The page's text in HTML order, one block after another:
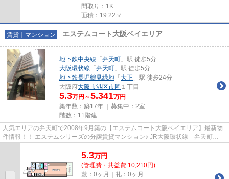
間取り：1K
面積：19.22㎡
賃貸｜マンション エステムコート大阪ベイエリア
地下鉄中央線 「 弁天町 」駅 徒歩5分
大阪環状線 「 弁天町 」駅 徒歩5分
地下鉄長堀鶴見緑地 「 大正 」駅 徒歩24分
大阪府大阪市港区市岡 １丁目
5.3万円～5.341万円
築年数：築17年 ｜募集中： 2室
階数：11階建
人気エリアの弁天町で2008年9月築の【エステムコート大阪ベイエリア】最新物
件情報！！ エステムシリーズの分譲賃貸マンション♪ JR大阪環状線「弁天町
5.3万円
(管理費・共益費 10,210円)
敷：0ヶ月｜礼：0ヶ月